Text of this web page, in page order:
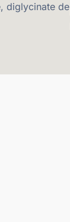
diglycinate de